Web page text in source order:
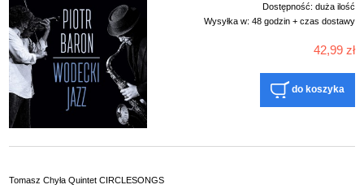
Dostępność: duża ilość
Wysyłka w: 48 godzin + czas dostawy
42,99 zł
do koszyka
Tomasz Chyła Quintet CIRCLESONGS